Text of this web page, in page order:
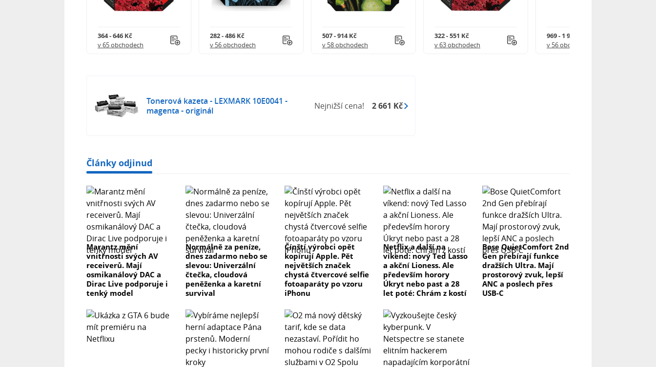
364 - 646 Kč
v 65 obchodech
282 - 486 Kč
v 56 obchodech
507 - 914 Kč
v 58 obchodech
322 - 551 Kč
v 63 obchodech
969 - 1 918 Kč
v 56 obchodech
Tonerová kazeta - LEXMARK 10E0041 -
magenta - originál
Nejnižší cena! 2 661 Kč
Články odjinud
Marantz mění
vnitřnosti svých AV
receiverů. Mají
osmikanálový DAC a
Dirac Live podporuje i
tenký model
Normálně za peníze,
dnes zadarmo nebo se
slevou: Univerzální
čtečka, cloudová
peněženka a karetní
survival
Čínští výrobci opět
kopírují Apple. Pět
největších značek
chystá čtvercové selfie
fotoaparáty po vzoru
iPhonu
Netflix a další na
víkend: nový Ted Lasso
a akční Lioness. Ale
především horory
Úkryt nebo past a 28
let poté: Chrám z kostí
Bose QuietComfort 2nd
Gen přebírají funkce
dražších Ultra. Mají
prostorový zvuk, lepší
ANC a poslech přes
USB-C